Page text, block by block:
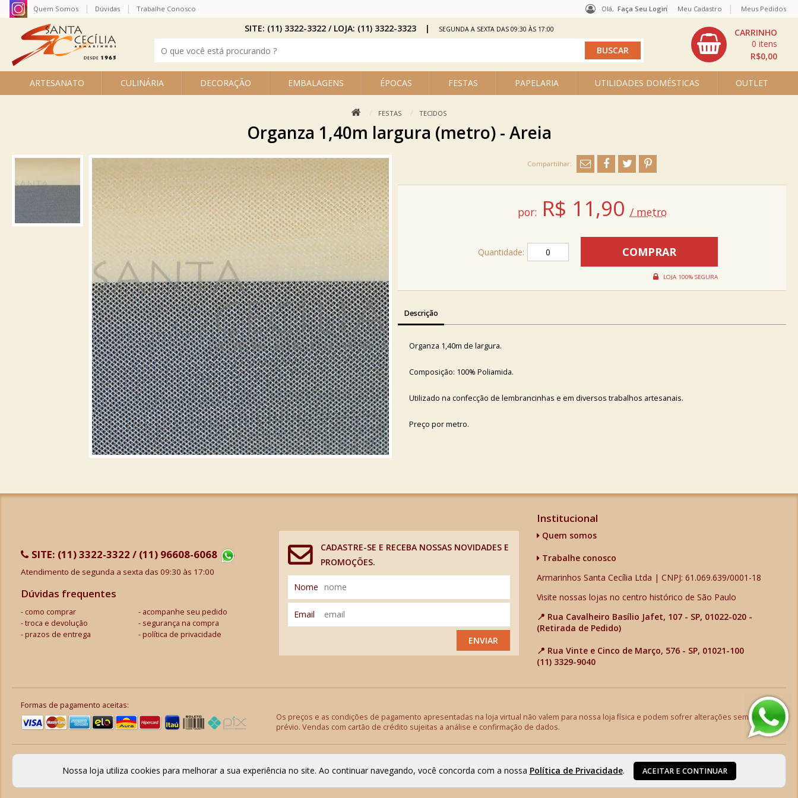
Olá, Faça Seu Login
ARTESANATO CULINÁRIA DECORAÇÃO EMBALAGENS ÉPOCAS FESTAS PAPELARIA UTILIDADES DOMÉSTICAS OUTLET
R$0,00
0
Quem Somos Dúvidas Trabalhe Conosco Meu Cadastro Meus Pedidos
SITE: (11) 3322-3322 / LOJA: (11) 3322-3323 SEGUNDA A SEXTA DAS 09:30 ÀS 17:00
FESTAS TECIDOS
Organza 1,40m largura (metro) - Areia
por: R$ 11,90 / metro
Quantidade:
Descrição
Organza 1,40m de largura.
Composição: 100% Poliamida.
Utilizado na confecção de lembrancinhas e em diversos trabalhos artesanais.
Preço por metro.
SITE: (11) 3322-3322 / (11) 96608-6068
Atendimento de segunda a sexta das 09:30 às 17:00
Dúvidas frequentes
como comprar
acompanhe seu pedido
troca e devolução
segurança na compra
prazos de entrega
política de privacidade
CADASTRE-SE E RECEBA NOSSAS NOVIDADES E
PROMOÇÕES.
Nome
Email
ENVIAR
Institucional
Quem somos
Trabalhe conosco
Armarinhos Santa Cecília Ltda | CNPJ: 61.069.639/0001-18
Visite nossas lojas no centro histórico de São Paulo
📍 Rua Cavalheiro Basílio Jafet, 107 - SP, 01022-020 -
(Retirada de Pedido)
📍 Rua Vinte e Cinco de Março, 576 - SP, 01021-100
(11) 3329-9040
Formas de pagamento aceitas:
Os preços e as condições de pagamento apresentadas na loja virtual não valem para nossa loja física e podem sofrer alterações sem aviso
prévio. Vendas com cartão de crédito sujeitas a análise e confirmação de dados.
Nossa loja utiliza cookies para melhorar a sua experiência no site. Ao continuar navegando, você concorda com a nossa Política de Privacidade. ACEITAR E CONTINUAR